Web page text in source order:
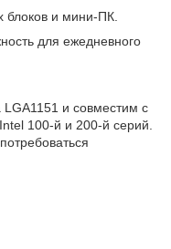
блоков и мини-ПК.
для ежедневного
LGA1151 и совместим с
100-й и 200-й серий.